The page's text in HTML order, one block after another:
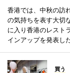
香港では、中秋の訪
の気持ちを表す大切
に入り香港のレスト
インアップを発表した
買う